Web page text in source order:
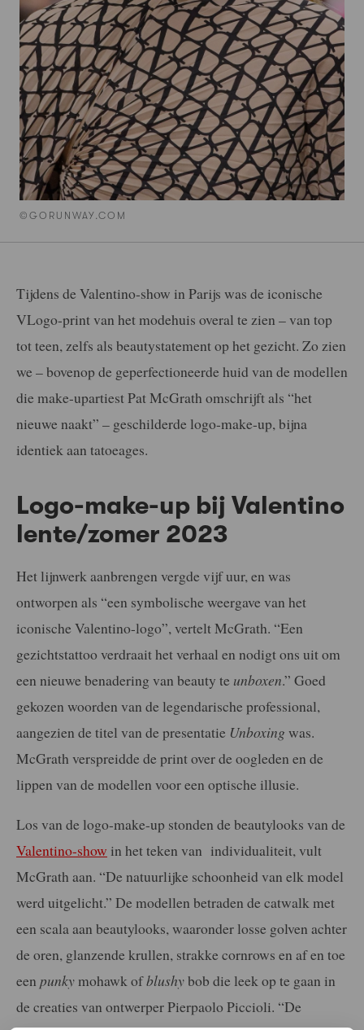
©GORUNWAY.COM
Tijdens de Valentino-show in Parijs was de iconische
VLogo-print van het modehuis overal te zien – van top
tot teen, zelfs als beautystatement op het gezicht. Zo zien
we – bovenop de geperfectioneerde huid van de modellen
die make-upartiest Pat McGrath omschrijft als “het
nieuwe naakt” – geschilderde logo-make-up, bijna
identiek aan tatoeages.
Logo-make-up bij Valentino
lente/zomer 2023
Het lijnwerk aanbrengen vergde vijf uur, en was
ontworpen als “een symbolische weergave van het
iconische Valentino-logo”, vertelt McGrath. “Een
gezichtstattoo verdraait het verhaal en nodigt ons uit om
een nieuwe benadering van beauty te unboxen.” Goed
gekozen woorden van de legendarische professional,
aangezien de titel van de presentatie Unboxing was.
McGrath verspreidde de print over de oogleden en de
lippen van de modellen voor een optische illusie.
Los van de logo-make-up stonden de beautylooks van de
Valentino-show in het teken van individualiteit, vult
McGrath aan. “De natuurlijke schoonheid van elk model
werd uitgelicht.” De modellen betraden de catwalk met
een scala aan beautylooks, waaronder losse golven achter
de oren, glanzende krullen, strakke cornrows en af en toe
een punkymohawk ofblushybob die leek op te gaan in
de creaties van ontwerper Pierpaolo Piccioli. “De